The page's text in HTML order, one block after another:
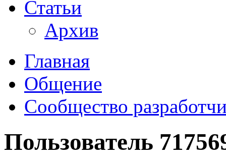
Статьи
Архив
Главная
Общение
Сообщество
Пользователь